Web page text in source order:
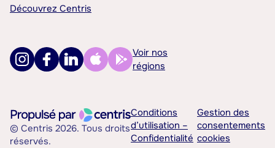
Découvrez Centris
Voir nos
régions
© Centris 2026. Tous droits
réservés.
Conditions
d’utilisation –
Confidentialité
Gestion des
consentements
cookies